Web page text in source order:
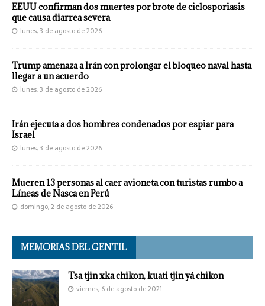
EEUU confirman dos muertes por brote de ciclosporiasis
que causa diarrea severa
lunes, 3 de agosto de 2026
Trump amenaza a Irán con prolongar el bloqueo naval hasta
llegar a un acuerdo
lunes, 3 de agosto de 2026
Irán ejecuta a dos hombres condenados por espiar para
Israel
lunes, 3 de agosto de 2026
Mueren 13 personas al caer avioneta con turistas rumbo a
Líneas de Nasca en Perú
domingo, 2 de agosto de 2026
MEMORIAS DEL GENTIL
Tsa tjin xka chikon, kuati tjin yá chikon
viernes, 6 de agosto de 2021